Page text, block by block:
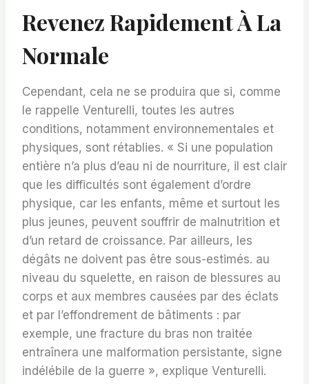
Revenez Rapidement À La
Normale
Cependant, cela ne se produira que si, comme
le rappelle Venturelli, toutes les autres
conditions, notamment environnementales et
physiques, sont rétablies. « Si une population
entière n’a plus d’eau ni de nourriture, il est clair
que les difficultés sont également d’ordre
physique, car les enfants, même et surtout les
plus jeunes, peuvent souffrir de malnutrition et
d’un retard de croissance. Par ailleurs, les
dégâts ne doivent pas être sous-estimés. au
niveau du squelette, en raison de blessures au
corps et aux membres causées par des éclats
et par l’effondrement de bâtiments : par
exemple, une fracture du bras non traitée
entraînera une malformation persistante, signe
indélébile de la guerre », explique Venturelli.